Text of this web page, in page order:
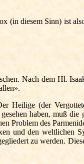
(in diesem Sinn) ist
Nach dem Hl.
Heilige (der
haben, muß die
Problem des
und den weltlichen
zu werden.